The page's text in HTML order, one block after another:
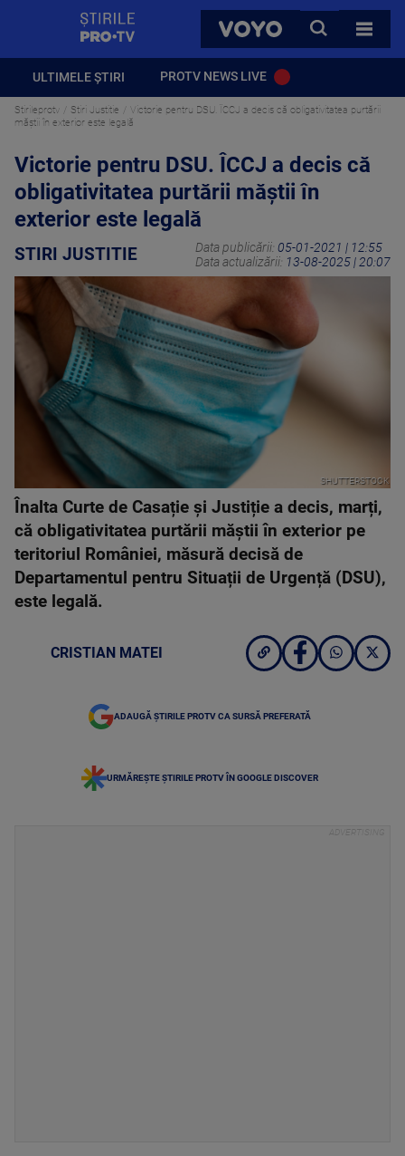
VOYO
CAUTA
TOATE
ULTIMELE ȘTIRI PROTV NEWS LIVE
Stirileprotv Stiri Justitie
Victorie pentru DSU. ÎCCJ a decis că obligativitatea purtării
măștii în exterior este legală
Victorie pentru DSU. ÎCCJ a decis că
obligativitatea purtării măștii în
exterior este legală
STIRI JUSTITIE Data publicării: 05-01-2021 | 12:55
Data actualizării: 13-08-2025 | 20:07
SHUTTERSTOCK
Înalta Curte de Casație și Justiție a decis, marți,
că obligativitatea purtării măștii în exterior pe
teritoriul României, măsură decisă de
Departamentul pentru Situații de Urgență (DSU),
este legală.
CRISTIAN MATEI
ADAUGĂ ȘTIRILE PROTV CA SURSĂ PREFERATĂ
URMĂREȘTE ȘTIRILE PROTV ÎN GOOGLE DISCOVER